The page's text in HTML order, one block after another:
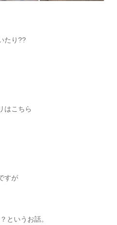
たり??
はこちら
すが
というお話。